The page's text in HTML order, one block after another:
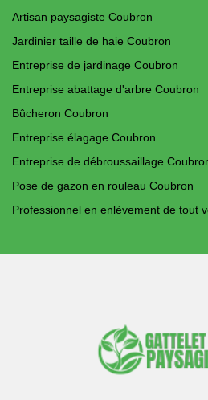
Artisan paysagiste Coubron
Jardinier taille de haie Coubron
Entreprise de jardinage Coubron
Entreprise abattage d'arbre Coubron
Bûcheron Coubron
Entreprise élagage Coubron
Entreprise de débroussaillage
Pose de gazon en rouleau Coubron
Professionnel en enlèvement de tout